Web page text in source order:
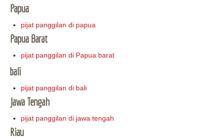
Papua
pijat panggilan di papua
Papua Barat
pijat panggilan di Papua barat
bali
pijat panggilan di bali
Jawa Tengah
pijat panggilan di jawa tengah
Riau